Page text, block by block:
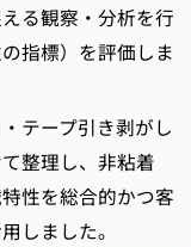
る観察・分析を行
指標）を評価しま
テープ引き剥がし
整理し、非粘着
性を総合的かつ客
しました。